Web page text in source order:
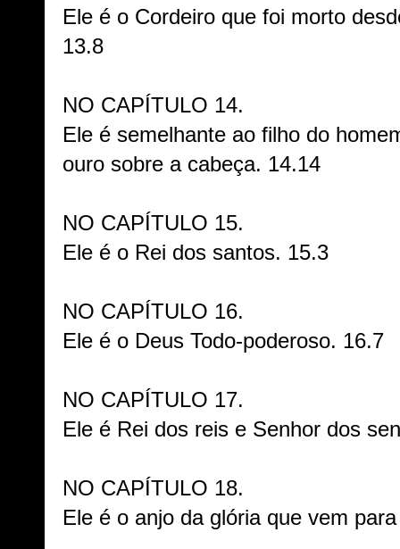
Ele é o Cordeiro que foi morto
13.8
NO CAPÍTULO 14.
Ele é semelhante ao filho do
ouro sobre a cabeça. 14.14
NO CAPÍTULO 15.
Ele é o Rei dos santos. 15.3
NO CAPÍTULO 16.
Ele é o Deus Todo-poderoso. 16.7
NO CAPÍTULO 17.
Ele é Rei dos reis e Senhor dos
NO CAPÍTULO 18.
Ele é o anjo da glória que vem